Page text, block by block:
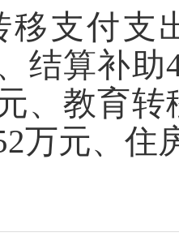
移支付支
结算补
、教育
万元、住